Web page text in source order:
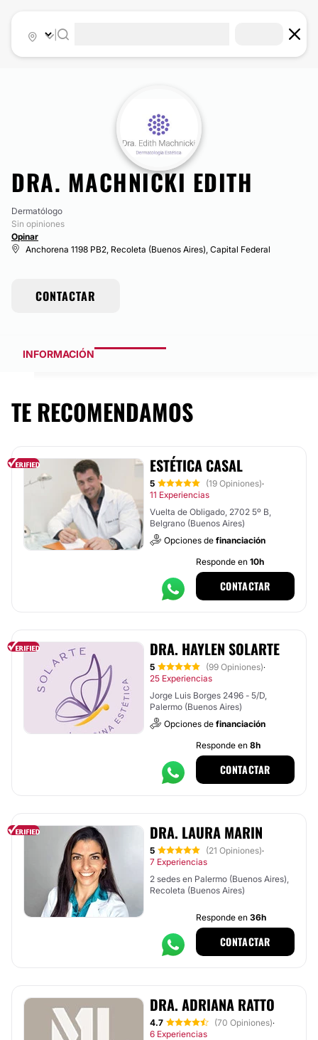
DRA. MACHNICKI EDITH
Dermatólogo
Sin opiniones
Opinar
Anchorena 1198 PB2, Recoleta (Buenos Aires), Capital Federal
CONTACTAR
INFORMACIÓN
TE RECOMENDAMOS
ESTÉTICA CASAL
5 (19 Opiniones)·
11 Experiencias
Vuelta de Obligado, 2702 5º B,
Belgrano (Buenos Aires)
Opciones de financiación
Responde en 10h
CONTACTAR
DRA. HAYLEN SOLARTE
5 (99 Opiniones)·
25 Experiencias
Jorge Luis Borges 2496 - 5/D,
Palermo (Buenos Aires)
Opciones de financiación
Responde en 8h
CONTACTAR
DRA. LAURA MARIN
5 (21 Opiniones)·
7 Experiencias
2 sedes en Palermo (Buenos Aires),
Recoleta (Buenos Aires)
Responde en 36h
CONTACTAR
DRA. ADRIANA RATTO
4.7 (70 Opiniones)·
6 Experiencias